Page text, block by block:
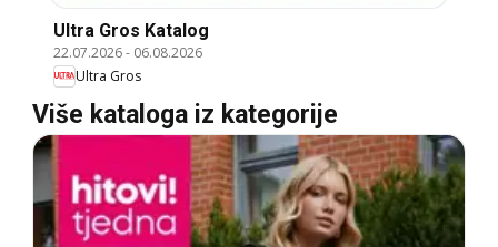
Ultra Gros Katalog
22.07.2026- 06.08.2026
Ultra Gros
Više kataloga iz kategorije